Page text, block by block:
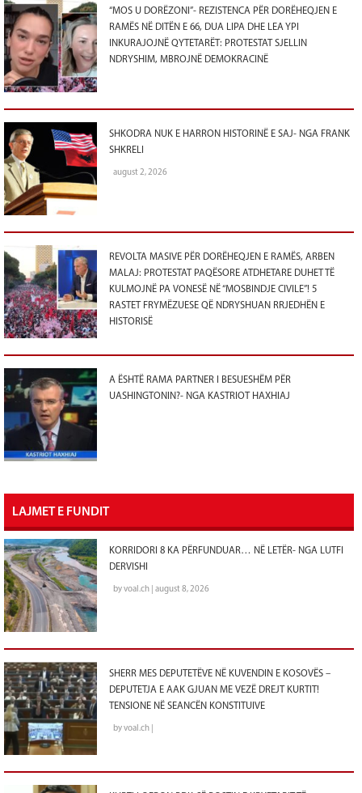
“MOS U DORËZONI”- REZISTENCA PËR DORËHEQJEN E
RAMËS NË DITËN E 66, DUA LIPA DHE LEA YPI
INKURAJOJNË QYTETARËT: PROTESTAT SJELLIN
NDRYSHIM, MBROJNË DEMOKRACINË
SHKODRA NUK E HARRON HISTORINË E SAJ- NGA FRANK
SHKRELI
august 2, 2026
REVOLTA MASIVE PËR DORËHEQJEN E RAMËS, ARBEN
MALAJ: PROTESTAT PAQËSORE ATDHETARE DUHET TË
KULMOJNË PA VONESË NË “MOSBINDJE CIVILE”! 5
RASTET FRYMËZUESE QË NDRYSHUAN RRJEDHËN E
HISTORISË
A ËSHTË RAMA PARTNER I BESUESHËM PËR
UASHINGTONIN?- NGA KASTRIOT HAXHIAJ
LAJMET E FUNDIT
KORRIDORI 8 KA PËRFUNDUAR… NË LETËR- NGA LUTFI
DERVISHI
by voal.ch | august 8, 2026
SHERR MES DEPUTETËVE NË KUVENDIN E KOSOVËS –
DEPUTETJA E AAK GJUAN ME VEZË DREJT KURTIT!
TENSIONE NË SEANCËN KONSTITUIVE
by voal.ch |